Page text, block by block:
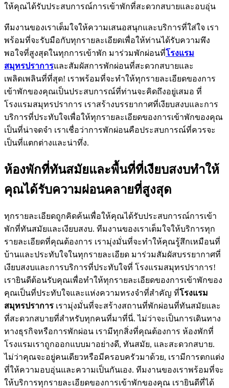
ให้คุณได้รับประสบการณ์การเข้าพักที่สะดวกสบายและอบอุ่น
ทีมงานของเราเต็มใจให้ความเสนอสนุกและบริการที่ใส่ใจ เรา
พร้อมที่จะรับมือกับทุกรายละเอียดเพื่อให้ท่านได้รับความพึง
พอใจที่สูงสุดในทุกการเข้าพัก มาร่วมพักผ่อนที่โรงแรม
สมุทรปราการและสัมผัสการพักผ่อนที่สะดวกสบายและ
เพลิดเพลินที่ที่สุด! เราพร้อมที่จะทำให้ทุกรายละเอียดของการ
เข้าพักของคุณเป็นประสบการณ์ที่ท่านจะคิดถึงอยู่เสมอ ที่
โรงแรมสมุทรปราการ เราสร้างบรรยากาศที่เงียบสงบและการ
บริการที่ประทับใจเพื่อให้ทุกรายละเอียดของการเข้าพักของคุณ
เป็นที่น่าจดจำ เราเชื่อว่าการพักผ่อนคือประสบการณ์ที่ควรจะ
เป็นที่แตกต่างและน่าทึ่ง.
ห้องพักที่ทันสมัยและพื้นที่ที่เงียบสงบทำให้
คุณได้รับความผ่อนคลายที่สูงสุด
ทุกรายละเอียดถูกคิดค้นเพื่อให้คุณได้รับประสบการณ์การเข้า
พักที่ทันสมัยและเงียบสงบ. ทีมงานของเราเต็มใจให้บริการทุก
รายละเอียดที่คุณต้องการ เรามุ่งมั่นที่จะทำให้คุณรู้สึกเหมือนที่
บ้านและประทับใจในทุกรายละเอียด มาร่วมสัมผัสบรรยากาศที่
เงียบสงบและการบริการที่ประทับใจที่ โรงแรมสมุทรปราการ!
เรายินดีต้อนรับคุณเพื่อทำให้ทุกรายละเอียดของการเข้าพักของ
คุณเป็นที่ประทับใจและแห่งความทรงจำที่สำคัญ ที่โรงแรม
สมุทรปราการ เรามุ่งมั่นที่จะสร้างสถานที่พักผ่อนที่ทันสมัยและ
ที่สะดวกสบายที่สำหรับทุกคนที่มาที่นี่. ไม่ว่าจะเป็นการเดินทาง
ทางธุรกิจหรือการพักผ่อน เรามีทุกสิ่งที่คุณต้องการ ห้องพักที่
โรงแรมเราถูกออกแบบมาอย่างดี, ทันสมัย, และสะดวกสบาย.
ไม่ว่าคุณจะอยู่คนเดียวหรือมีครอบครัวมาด้วย, เรามีการตกแต่ง
ที่ให้ความอบอุ่นและความเป็นกันเอง. ทีมงานของเราพร้อมที่จะ
ให้บริการทุกรายละเอียดของการเข้าพักของคุณ เรายินดีที่ได้